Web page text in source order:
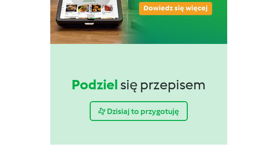
Podziel się przepisem
Dzisiaj to przygotuję